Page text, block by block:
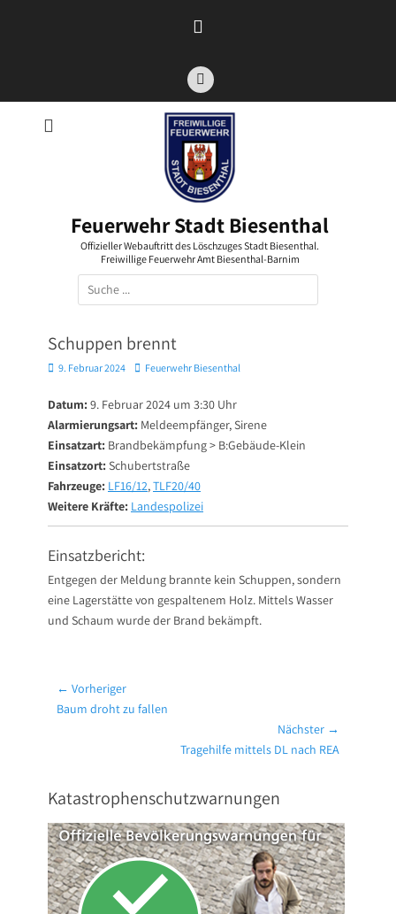
Facebook
Feuerwehr Stadt Biesenthal
Offizieller Webauftritt des Löschzuges Stadt Biesenthal.
Freiwillige Feuerwehr Amt Biesenthal-Barnim
Suchen
nach:
Schuppen brennt
Posted
9. Februar 2024 AutorFeuerwehr Biesenthal
Datum: 9. Februar 2024 um 3:30 Uhr
Alarmierungsart: Meldeempfänger, Sirene
Einsatzart: Brandbekämpfung > B:Gebäude-Klein
Einsatzort: Schubertstraße
Fahrzeuge: LF16/12,TLF20/40
Weitere Kräfte: Landespolizei
Einsatzbericht:
Entgegen der Meldung brannte kein Schuppen, sondern
eine Lagerstätte von gespaltenem Holz. Mittels Wasser
und Schaum wurde der Brand bekämpft.
Beitragsnavigation
← Vorheriger
Vorheriger
Baum droht zu fallen
Nächster →
Tragehilfe mittels DL nach REA
Katastrophenschutzwarnungen